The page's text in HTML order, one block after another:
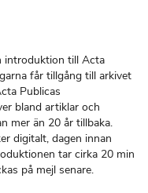
introduktion till Acta
får tillgång till arkivet
Publicas
bland artiklar och
mer än 20 år tillbaka.
digitalt, dagen innan
tar cirka 20 min
på mejl senare.